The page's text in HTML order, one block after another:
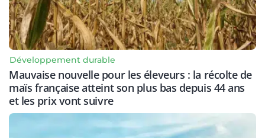
Développement durable
Mauvaise nouvelle pour les éleveurs : la récolte de
maïs française atteint son plus bas depuis 44 ans
et les prix vont suivre